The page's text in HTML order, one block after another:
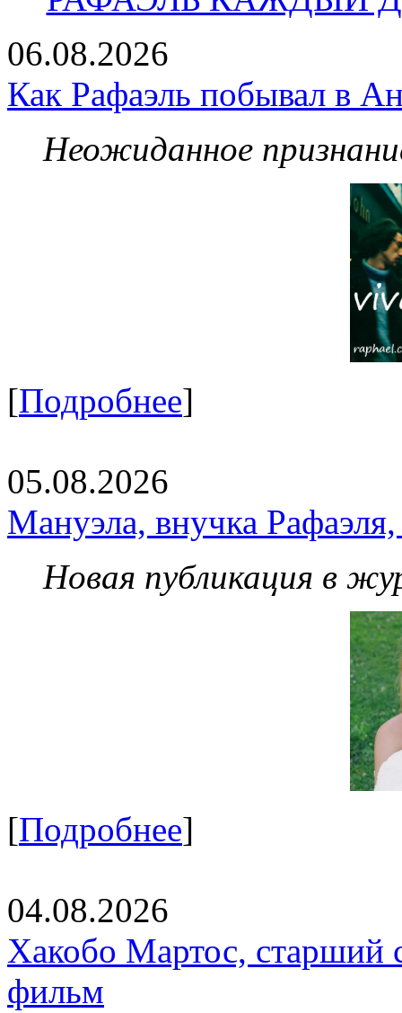
06.08.2026
Как Рафаэль побывал в
Неожиданное
[Подробнее]
05.08.2026
Мануэла, внучка
Новая публикация в
[Подробнее]
04.08.2026
Хакобо Мартос, старший
фильм